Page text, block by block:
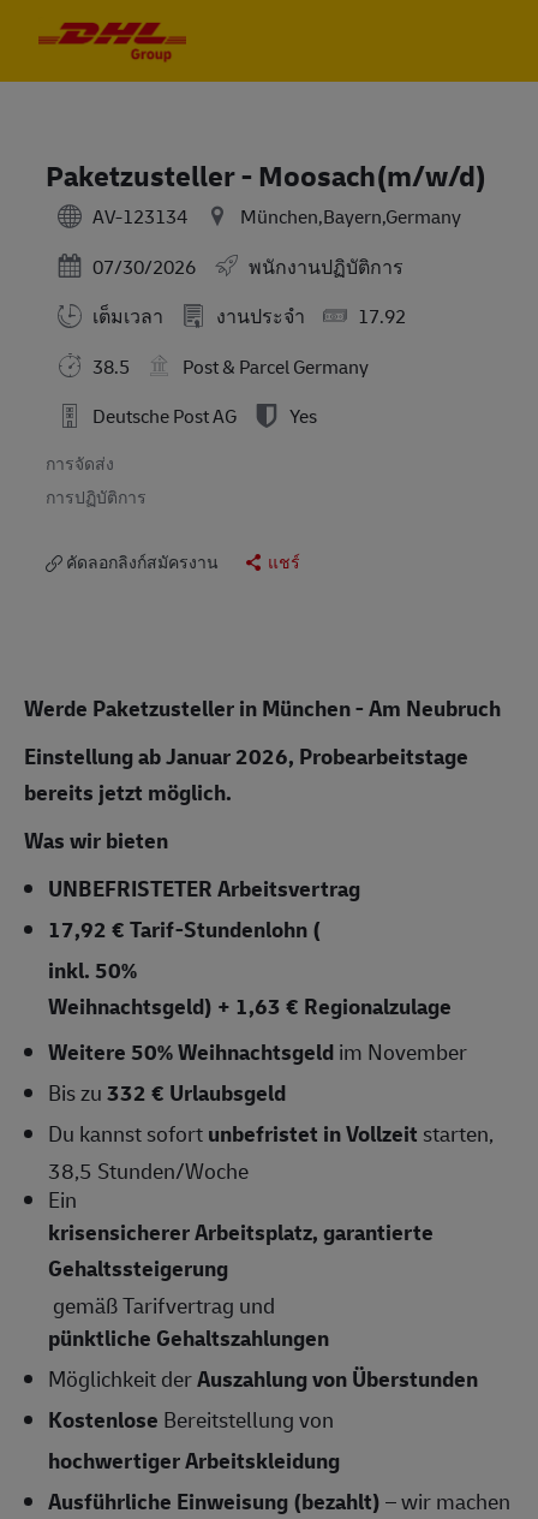
Paketzusteller - Moosach(m/w/d)
AV-123134
München,Bayern,Germany
Posted Date
07/30/2026
พนักงานปฏิบัติการ
เต็มเวลา
งานประจำ
17.92
38.5
Post & Parcel Germany
Deutsche Post AG
Yes
การจัดส่ง
การปฏิบัติการ
คัดลอกลิงก์สมัครงาน แชร์
Werde Paketzusteller in München - Am Neubruch
Einstellung ab Januar 2026, Probearbeitstage
bereits jetzt möglich.
Was wir bieten
UNBEFRISTETERArbeitsvertrag
17,92 € Tarif-Stundenlohn(
inkl. 50%
Weihnachtsgeld) + 1,63 € Regionalzulage
Weitere 50% Weihnachtsgeldim November
Bis zu332 € Urlaubsgeld
Du kannst sofortunbefristet in Vollzeit starten,
38,5 Stunden/Woche
Ein
krisensicherer Arbeitsplatz, garantierte
Gehaltssteigerung
gemäß Tarifvertrag und
pünktliche Gehaltszahlungen
Möglichkeit derAuszahlung von Überstunden
Kostenlose Bereitstellung von
hochwertiger Arbeitskleidung
Ausführliche Einweisung (bezahlt)– wir machen